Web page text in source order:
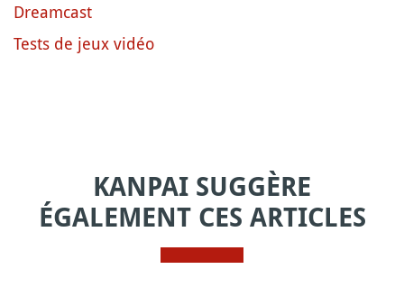
Dreamcast
Tests de jeux vidéo
KANPAI SUGGÈRE
ÉGALEMENT CES ARTICLES